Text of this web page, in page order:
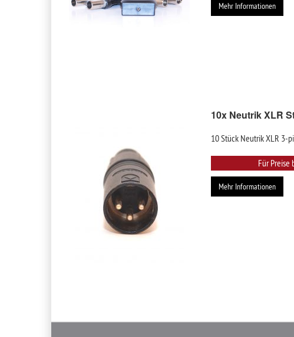
Mehr Informationen
10x Neutrik XLR
10 Stück Neutrik XLR 3-
Für
Mehr Informationen